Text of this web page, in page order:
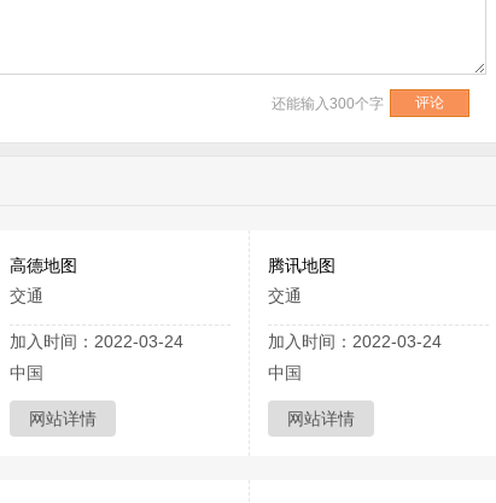
还能输入300个字
高德地图
交通
加入时间：2022-03-24
中国
网站详情
腾讯地图
交通
加入时间：2022-03-24
中国
网站详情